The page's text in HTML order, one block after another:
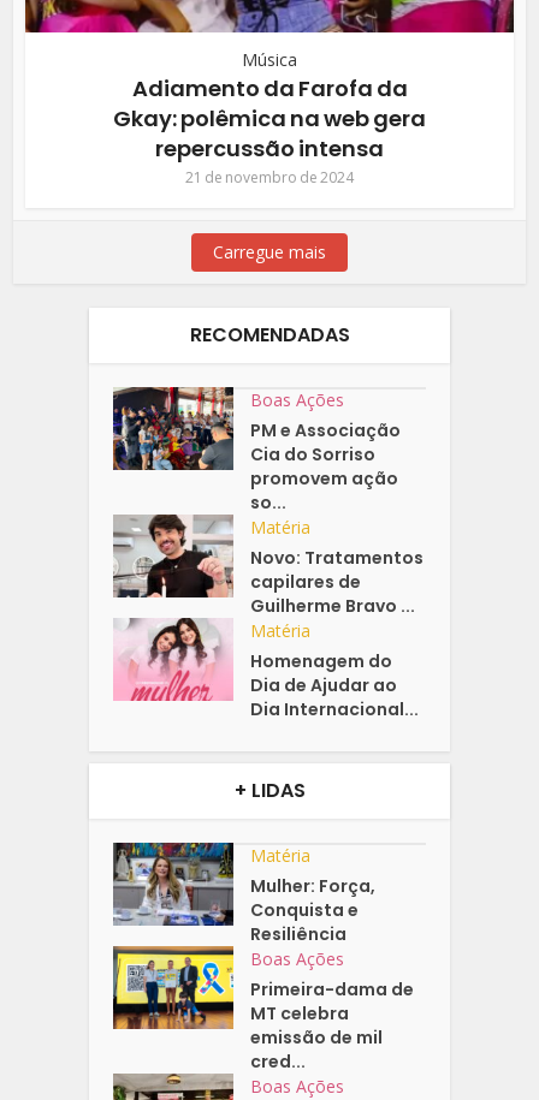
Música
Adiamento da Farofa da
Gkay: polêmica na web gera
repercussão intensa
21 de novembro de 2024
Carregue mais
RECOMENDADAS
Boas Ações
PM e Associação
Cia do Sorriso
promovem ação
so...
Matéria
Novo: Tratamentos
capilares de
Guilherme Bravo ...
Matéria
Homenagem do
Dia de Ajudar ao
Dia Internacional...
+ LIDAS
Matéria
Mulher: Força,
Conquista e
Resiliência
Boas Ações
Primeira-dama de
MT celebra
emissão de mil
cred...
Boas Ações